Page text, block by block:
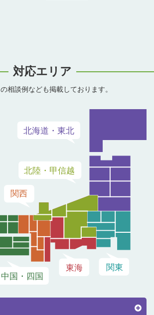
対応エリア
相談例なども掲載しております。